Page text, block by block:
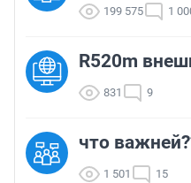
199 575 1
R520m
831 9
что
1 501 15